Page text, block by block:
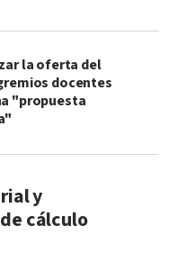
la oferta del
docentes
"propuesta
y
cálculo